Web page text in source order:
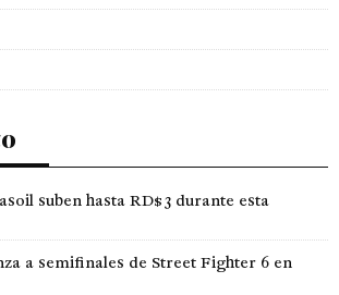
suben hasta RD$3 durante esta
a semifinales de Street Fighter 6 en